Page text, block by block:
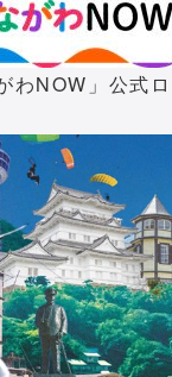
わNOW」公式